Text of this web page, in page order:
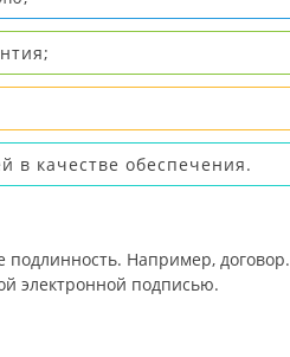
в качестве обеспечения.
Например, договор.
электронной подписью.